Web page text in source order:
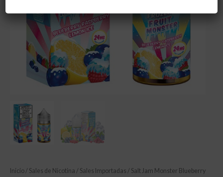
Inicio/ Sales de Nicotina / Sales Importadas / Salt Jam Monster Blueberry